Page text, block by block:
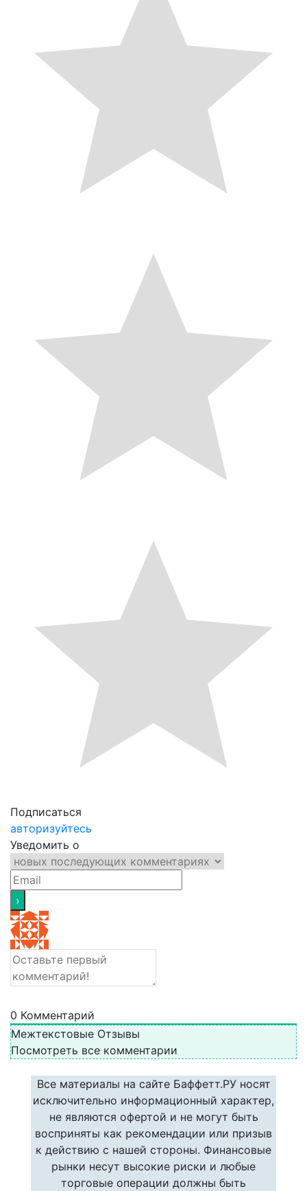
Подписаться
авторизуйтесь
Уведомить о
0 Комментарий
Межтекстовые Отзывы
Посмотреть все комментарии
Все материалы на сайте Баффетт.РУ носят
исключительно информационный характер,
не являются офертой и не могут быть
восприняты как рекомендации или призыв
к действию с нашей стороны. Финансовые
рынки несут высокие риски и любые
торговые операции должны быть